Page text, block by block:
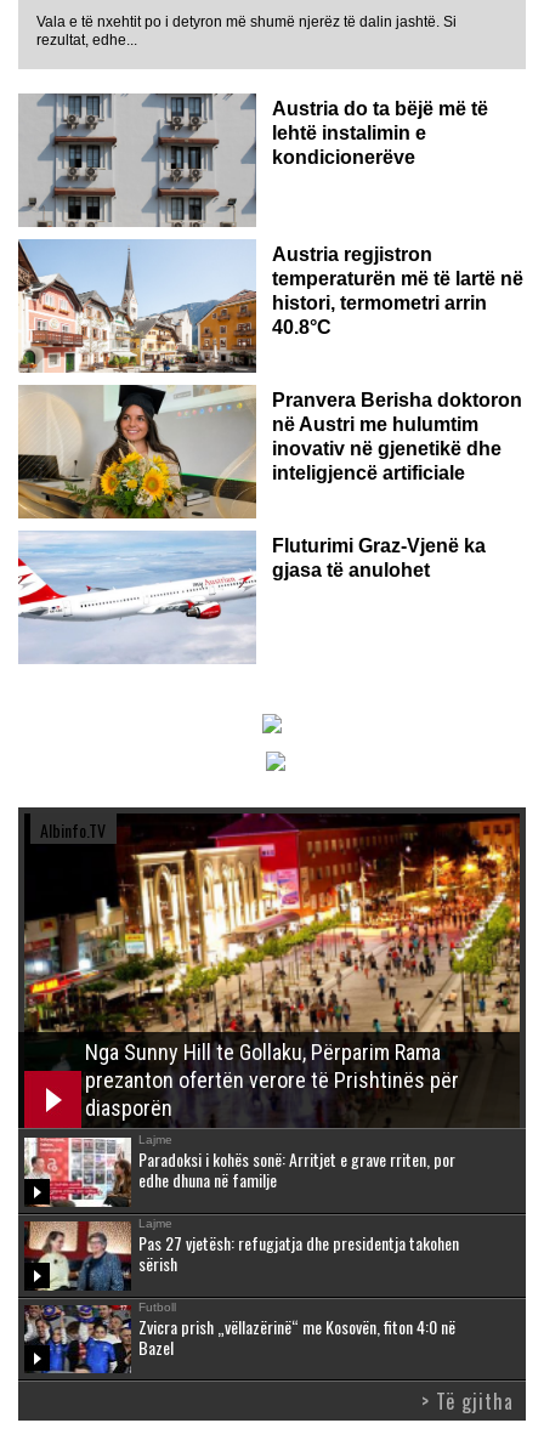
Vala e të nxehtit po i detyron më shumë njerëz të dalin jashtë. Si
rezultat, edhe...
Austria do ta bëjë më të
lehtë instalimin e
kondicionerëve
Austria regjistron
temperaturën më të lartë në
histori, termometri arrin
40.8°C
AUSTRI
Pranvera Berisha doktoron
në Austri me hulumtim
inovativ në gjenetikë dhe
inteligjencë artificiale
Fluturimi Graz-Vjenë ka
gjasa të anulohet
Albinfo.TV
Nga Sunny Hill te Gollaku, Përparim Rama
prezanton ofertën verore të Prishtinës për
diasporën
Lajme
Paradoksi i kohës sonë: Arritjet e grave rriten, por
edhe dhuna në familje
Lajme
Pas 27 vjetësh: refugjatja dhe presidentja takohen
sërish
Futboll
Zvicra prish „vëllazërinë“ me Kosovën, fiton 4:0 në
Bazel
> Të gjitha